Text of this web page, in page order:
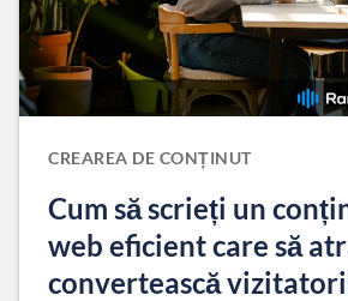
CREAREA DE CONȚINUT
Cum să scrieți un
web eficient care să
convertească